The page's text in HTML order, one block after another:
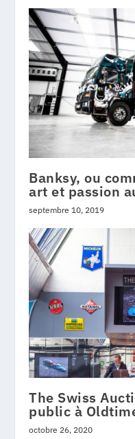
Banksy, ou
art et passion
septembre 10, 2019
The Swiss
public à
octobre 26, 2020